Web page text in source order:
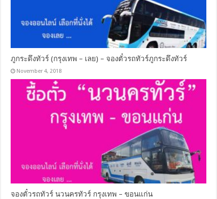
ภูกระดึงทัวร์ (กรุงเทพ – เลย) – จองตั๋วรถทัวร์ภูกระดึงทัวร์
November 4, 2018
จองตั๋วรถทัวร์ นวนครทัวร์ กรุงเทพ – ขอนแก่น